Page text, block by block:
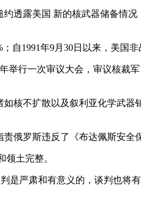
露美国 新的核武器储备情况
年9月30日以来，美国非战
一次审议大会，审议核裁军
如核不扩散以及叙利亚化学武器
俄罗斯违反了《布达佩斯安全保障
土完整。
和有意义的，谈判也将有助